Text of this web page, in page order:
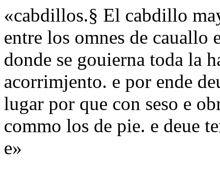
«cabdillos.§ El cabdillo
entre los omnes de cauallo
donde se gouierna toda la
acorrimjento. e por ende
lugar por que con seso e
commo los de pie. e deue
e»